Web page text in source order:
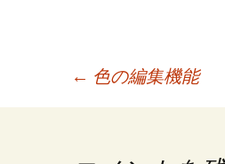
o
o
k
l
← 色の編集機能